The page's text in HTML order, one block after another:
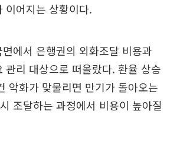
이어지는 상황이다.
에서 은행권의 외화조달 비용과
관리 대상으로 떠올랐다. 환율 상승
악화가 맞물리면 만기가 돌아오는
조달하는 과정에서 비용이 높아질